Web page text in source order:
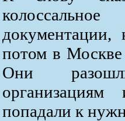
потом в
Они
попадали к